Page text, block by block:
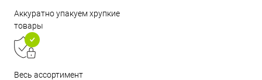
Аккуратно упакуем хрупкие
товары
Весь ассортимент